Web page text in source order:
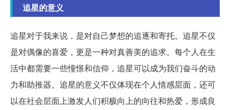
追星的意义
追星对于我来说，是对自己梦想的追逐和寄托。追星不仅
是对偶像的喜爱，更是一种对真善美的追求。每个人在生
活中都需要一些憧憬和信仰，追星可以成为我们奋斗的动
力和助推器。追星的意义不仅体现在个人情感层面，还可
以在社会层面上激发人们积极向上的向往和热爱，形成良